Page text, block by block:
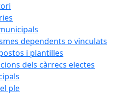
dependents o vinculats
i plantilles
dels càrrecs electes
ple